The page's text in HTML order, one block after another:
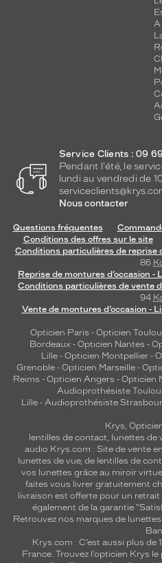
A
Service Clients : 09
Pendant l'été, le
lundi au vendredi de
Nous contacter
Questions fréquentes
Conditions des offres sur le site
Conditions particulières de reprise
86
Reprise de montures d’occasion
Conditions particulières de vente
94
Vente de montures d’occasion -
Opticien Paris - Opticien
Bordeaux- Opticien Nantes -
Lille - Opticien Montpellier -
Grenoble - Opticien Marseille -
Reims - Opticien Angers - Opticien
Audioprothésiste
Lille- Audioprothésiste
Krys,
lentilles de contact, lunettes de
audio Krys.com : Site de vente
lunettes de vue, de lentilles de
vos lunettes grâce au miroir
faites vous livrer gratuitement
livraison est offerte pour un
également de la garantie
Retrouvez nos marques de
Ban
Krys.com : C’est aussi plus
France. Trouvez l’opticien Krys